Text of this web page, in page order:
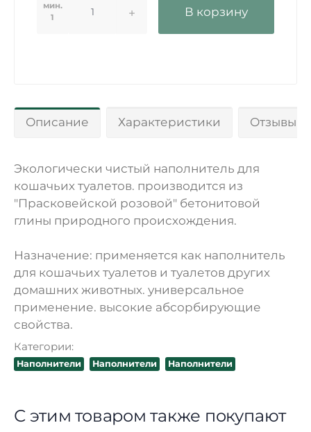
мин.
1
В корзину
Описание Характеристики Отзывы 0
Экологически чистый наполнитель для
кошачьих туалетов. производится из
"Прасковейской розовой" бетонитовой
глины природного происхождения.
Назначение: применяется как наполнитель
для кошачьих туалетов и туалетов других
домашних животных. универсальное
применение. высокие абсорбирующие
свойства.
Категории:
Наполнители Наполнители Наполнители
С этим товаром также покупают